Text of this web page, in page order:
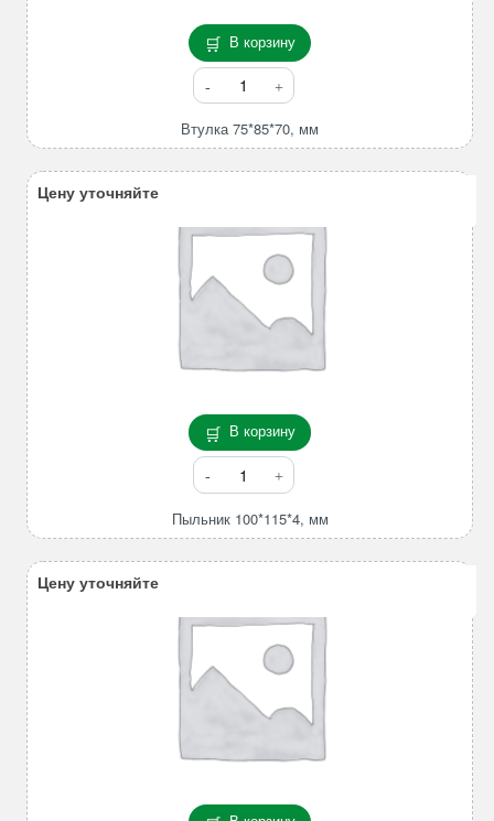
В корзину
Количество
товара
Втулка
75*85*70,
мм
Втулка 75*85*70, мм
В корзину
Количество
товара
Пыльник
100*115*4,
мм
Пыльник 100*115*4, мм
Цену уточняйте
Цену уточняйте